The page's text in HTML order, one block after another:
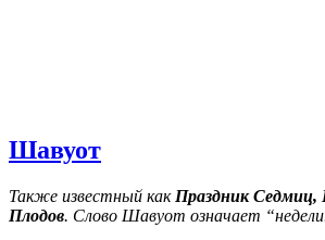
Шавуот
Также известный как Праздник Седмиц,
Плодов. Слово Шавуот означает